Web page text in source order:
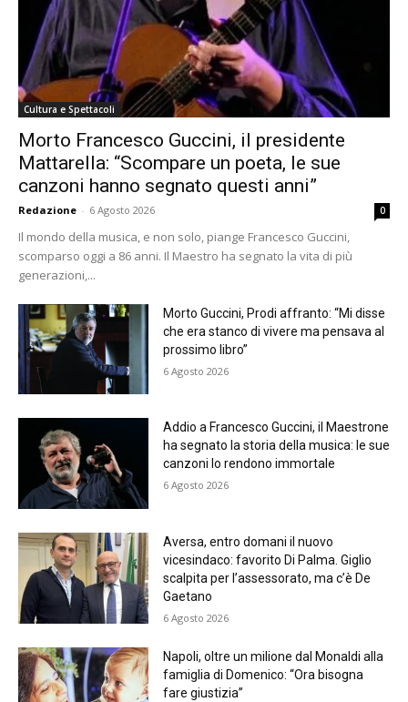
Cultura e Spettacoli
Morto Francesco Guccini, il presidente
Mattarella: “Scompare un poeta, le sue
canzoni hanno segnato questi anni”
Redazione - 6 Agosto 2026 0
Il mondo della musica, e non solo, piange Francesco Guccini,
scomparso oggi a 86 anni. Il Maestro ha segnato la vita di più
generazioni,...
Morto Guccini, Prodi affranto: “Mi disse
che era stanco di vivere ma pensava al
prossimo libro”
6 Agosto 2026
Addio a Francesco Guccini, il Maestrone
ha segnato la storia della musica: le sue
canzoni lo rendono immortale
6 Agosto 2026
Aversa, entro domani il nuovo
vicesindaco: favorito Di Palma. Giglio
scalpita per l’assessorato, ma c’è De
Gaetano
6 Agosto 2026
Napoli, oltre un milione dal Monaldi alla
famiglia di Domenico: “Ora bisogna
fare giustizia”